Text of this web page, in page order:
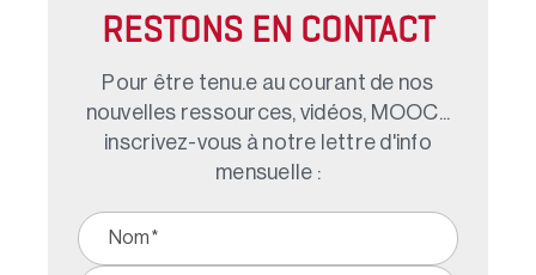
RESTONS EN CONTACT
Pour être tenu.e au courant de nos
nouvelles ressources, vidéos, MOOC...
inscrivez-vous à notre lettre d'info
mensuelle :